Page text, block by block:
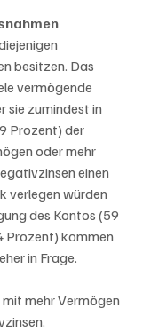
besitzen. Das
vermögende
sie zumindest in
Prozent) der
oder mehr
einen
verlegen würden
des Kontos (59
Prozent) kommen
in Frage.
mehr Vermögen